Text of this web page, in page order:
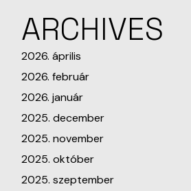
ARCHIVES
2026. április
2026. február
2026. január
2025. december
2025. november
2025. október
2025. szeptember